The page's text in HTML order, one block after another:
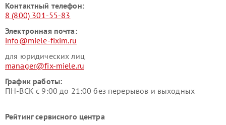
Контактный телефон:
8 (800) 301-55-83
Электронная почта:
info@miele-fixim.ru
для юридических лиц
manager@fix-miele.ru
График работы:
ПН-ВСК с 9:00 до 21:00 без перерывов и выходных
Рейтинг сервисного центра